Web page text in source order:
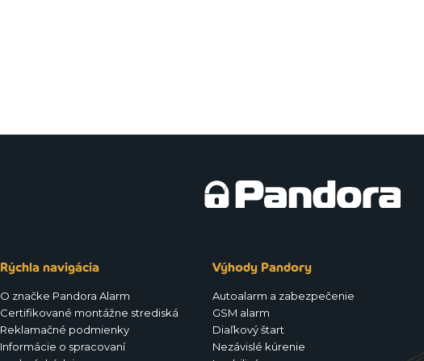
Rýchla navigácia
O značke Pandora Alarm
Certifikované montážne strediská
Reklamačné podmienky
Informácie o spracovaní
Výhody Pandory
Autoalarm a zabezpečenie
GSM alarm
Diaľkový štart
Nezávislé kúrenie